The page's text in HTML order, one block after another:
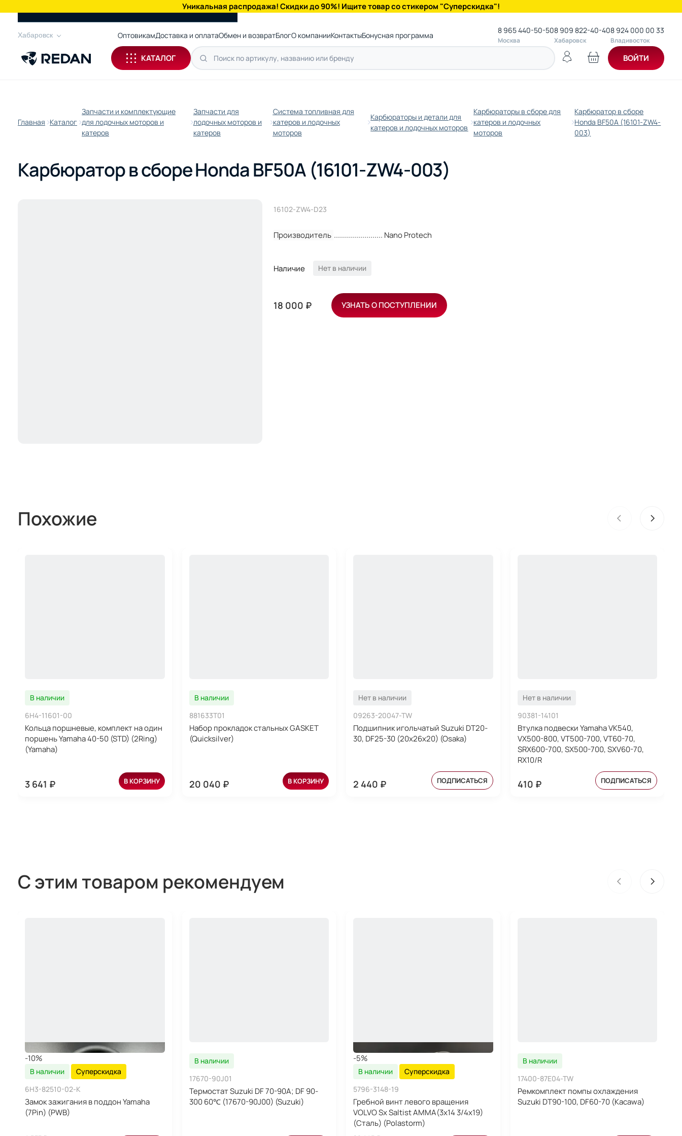
Уникальная распродажа! Скидки до 90%! Ищите товар со стикером "Суперскидка"!
Хабаровск ОптовикамДоставка и оплатаОбмен и возвратБлогО компанииКонтактыБонусная программа 8 965 440-50-50
Москва
8 909 822-40-40
Хабаровск
8 924 000 00 33
Владивосток
КАТАЛОГ ВОЙТИ
Главная Каталог
Запчасти и комплектующие
для лодочных моторов и
катеров
Запчасти для
лодочных моторов и
катеров
Система топливная для
катеров и лодочных
моторов
Карбюраторы и детали для
катеров и лодочных моторов
Карбюраторы в сборе для
катеров и лодочных
моторов
Карбюратор в сборе
Honda BF50A (16101-ZW4-
003)
Карбюратор в сборе Honda BF50A (16101-ZW4-003)
16102-ZW4-D23
Производитель Nano Protech
Наличие Нет в наличии
18 000 ₽ УЗНАТЬ О ПОСТУПЛЕНИИ
Похожие
В наличии
6H4-11601-00
Кольца поршневые, комплект на один
поршень Yamaha 40-50 (STD) (2Ring)
(Yamaha)
3 641 ₽ В КОРЗИНУ
В наличии
881633T01
Набор прокладок стальных GASKET
(Quicksilver)
20 040 ₽ В КОРЗИНУ
Нет в наличии
09263-20047-TW
Подшипник игольчатый Suzuki DT20-
30, DF25-30 (20x26x20) (Osaka)
2 440 ₽ ПОДПИСАТЬСЯ
Нет в наличии
90381-14101
Втулка подвески Yamaha VK540,
VX500-800, VT500-700, VT60-70,
SRX600-700, SX500-700, SXV60-70,
RX10/R
410 ₽ ПОДПИСАТЬСЯ
С этим товаром рекомендуем
-10%
В наличии
Суперскидка
6H3-82510-02-K
Замок зажигания в поддон Yamaha
(7Pin) (PWB)
В наличии
17670-90J01
Термостат Suzuki DF 70-90A; DF 90-
300 60℃ (17670-90J00) (Suzuki)
-5%
В наличии
Суперскидка
5796-3148-19
Гребной винт левого вращения
VOLVO Sx Saltist AMMA(3x14 3/4x19)
(Сталь) (Polastorm)
В наличии
17400-87E04-TW
Ремкомплект помпы охлаждения
Suzuki DT90-100, DF60-70 (Kacawa)